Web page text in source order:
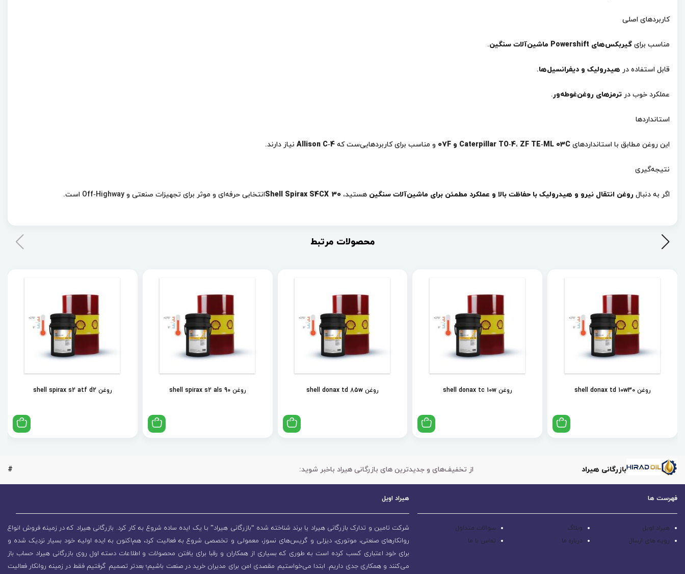
کاربردهای اصلی
مناسب برای گیربکس‌های Powershift ماشین‌آلات سنگین .
قابل استفاده در هیدرولیک و دیفرانسیل‌ها.
عملکرد خوب در ترمزهای روغن‌غوطه‌ور.
استانداردها
این روغن مطابق با استانداردهای Caterpillar TO‑4، ZF TE‑ML 03C و 07F و مناسب برای کاربردهایی‌ست که Allison C‑4 نیاز دارند.
نتیجه‌گیری
اگر به دنبال روغن انتقال نیرو و هیدرولیک با حفاظت بالا و عملکرد مطمئن برای ماشین‌آلات سنگین هستید، Shell Spirax S4CX 30انتخابی حرفه‌ای و موثر برای تجهیزات صنعتی و Off‑Highway است.
محصولات مرتبط
روغن shell donax td 10w30 روغن shell donax tc 10w روغن shell donax td 85w روغن shell spirax s2 als 90 روغن shell spirax s2 atf d2
بازرگانی هیراد از تخفیف‌های و جدیدترین های بازرگانی هیراد باخبر شوید: #
فهرست ها
هیراد اویل وبلاگ
سوالات متداول
رویه های ارسال
درباره ما تماس با ما
هیراد اویل
شرکت تامین و تدارک بازرگانی هیراد یا برند شناخته شده “بازرگانی هیراد” بـا یک ایده ساده شروع به کار کرد. بازرگانی هیراد که در زمینه فروش انواع
روانکارهای صنعتی، موتوری، دیزلی و گریس‌های نسوز، معمولی و تخصصی شروع به فعالیت کرد، هم‌اکنون به ایده اولیه خود بسیار نزدیک شده و
برای خود اعتباری کسب کرده است به طوری که بسیاری از همکاران و رقبا برای یافتن محصولات و اطلاعات دسته اول روی بازرگانی هیراد حساب باز
می‌کنند و همکاری جدی داریم. ابتدا می‌خواستیم مقصدی امن برای مدیران خرید در صنعت باشیم؛ بعدتر تصمیم گرفتیم فقط در زمینه روانکار فعالیت